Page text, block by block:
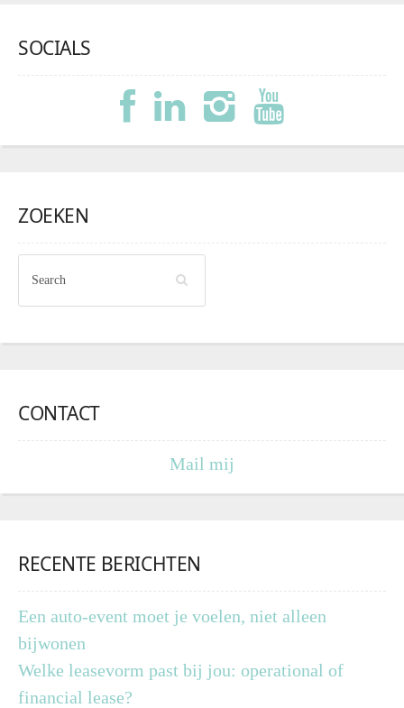
SOCIALS
ZOEKEN
CONTACT
Mail mij
RECENTE BERICHTEN
Een auto-event moet je voelen, niet alleen
bijwonen
Welke leasevorm past bij jou: operational of
financial lease?